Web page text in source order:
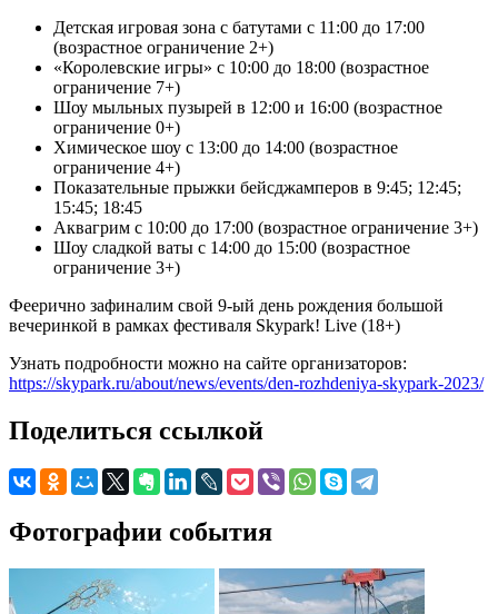
Детская игровая зона с батутами с 11:00 до 17:00
(возрастное ограничение 2+)
«Королевские игры» с 10:00 до 18:00 (возрастное
ограничение 7+)
Шоу мыльных пузырей в 12:00 и 16:00 (возрастное
ограничение 0+)
Химическое шоу с 13:00 до 14:00 (возрастное
ограничение 4+)
Показательные прыжки бейсджамперов в 9:45; 12:45;
15:45; 18:45
Аквагрим с 10:00 до 17:00 (возрастное ограничение 3+)
Шоу сладкой ваты с 14:00 до 15:00 (возрастное
ограничение 3+)
Феерично зафиналим свой 9-ый день рождения большой
вечеринкой в рамках фестиваля Skypark! Live (18+)
Узнать подробности можно на сайте организаторов:
https://skypark.ru/about/news/events/den-rozhdeniya-skypark-2023/
Поделиться ссылкой
Фотографии события